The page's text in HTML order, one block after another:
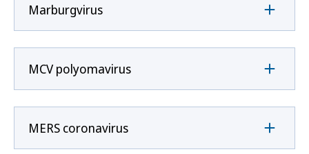
Marburgvirus
MCV polyomavirus
MERS coronavirus